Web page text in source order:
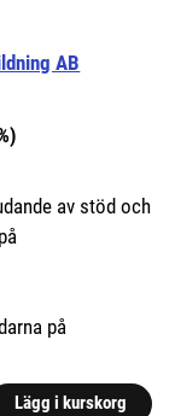
AB
av stöd och
på
Lägg i kurskorg